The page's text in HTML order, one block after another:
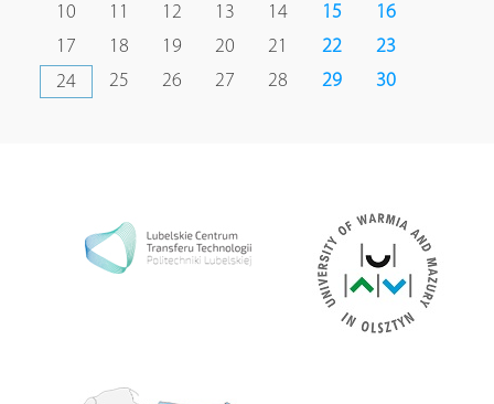
10
11 12 13 14 15
16
17
18 19 20 21 22
23
24
25 26 27 28 29 30